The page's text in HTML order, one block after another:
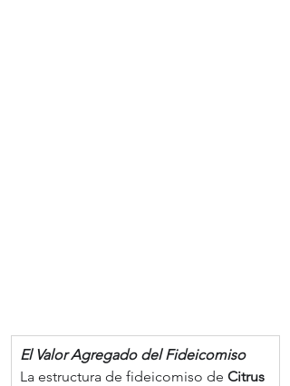
El Valor Agregado del Fideicomiso
La estructura de fideicomiso de Citrus